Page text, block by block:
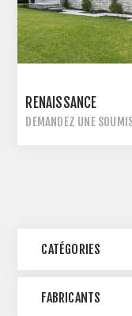
RENAISSANCE
DEMANDEZ UNE
CATÉGORIES
FABRICANTS